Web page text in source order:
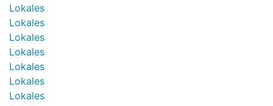
Lokales
Lokales
Lokales
Lokales
Lokales
Lokales
Lokales